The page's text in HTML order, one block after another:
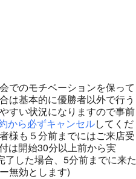
でのモチベーションを保って
は基本的に優勝者以外で行う
すい状況になりますので事前
から必ずキャンセルしてくだ
様も５分前までにはご来店受
は開始30分以上前から実
した場合、5分前までに来た
無効とします)